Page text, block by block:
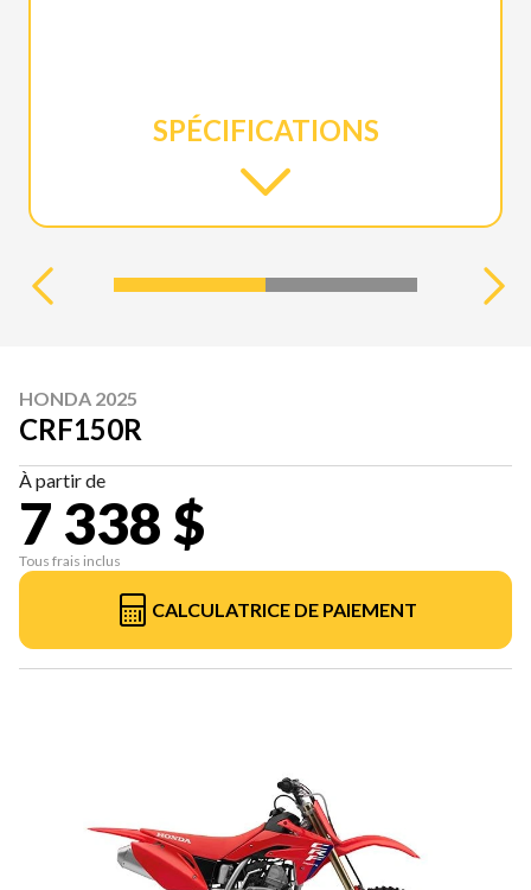
SPÉCIFICATIONS
HONDA 2025
CRF150R
À partir de
7 338 $
Tous frais inclus
CALCULATRICE DE PAIEMENT